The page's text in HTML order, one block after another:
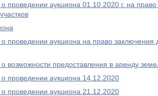
проведении аукциона 01.10.2020 г. на
проведении аукциона на право заключения
возможности предоставления в аренду
проведении аукциона 14.12.2020
проведении аукциона 21.12.2020